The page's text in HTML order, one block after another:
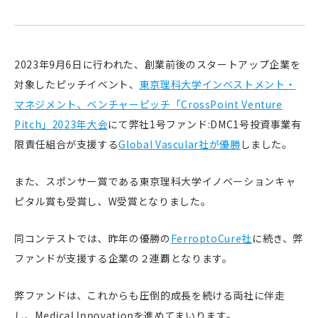
2023年9月6日に行われた、創業前後のスタートアップ企業を
対象したピッチイベント、 東京理科大学インベストメント・
マネジメント、ベンチャーピッチ「CrossPoint Venture
Pitch」2023年大会にて弊社1号ファンド:DMC1号投資事業有
限責任組合が支援するGlobal Vascular社が優勝 しました。
また、スポンサー賞である東京理科大学イノベーションキャ
ピタル賞も受賞し、W受賞となりました。
同コンテストでは、昨年の優勝のFerroptoCure社に続き、弊
ファンドが支援する企業の２連覇となります。
弊ファンドは、これからも圧倒的成長を続ける両社に伴走
し、Medical Innovationを進めてまいります。